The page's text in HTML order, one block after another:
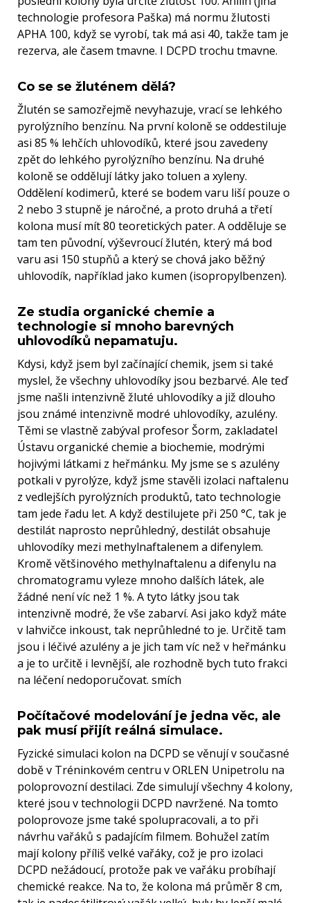
technologie profesora Paška) má normu žlutosti
APHA 100, když se vyrobí, tak má asi 40, takže tam je
rezerva, ale časem tmavne. I DCPD trochu tmavne.
Co se se žluténem dělá?
Žlutén se samozřejmě nevyhazuje, vrací se lehkého
pyrolýzního benzínu. Na první koloně se oddestiluje
asi 85 % lehčích uhlovodíků, které jsou zavedeny
zpět do lehkého pyrolýzního benzínu. Na druhé
koloně se oddělují látky jako toluen a xyleny.
Oddělení kodimerů, které se bodem varu liší pouze o
2 nebo 3 stupně je náročné, a proto druhá a třetí
kolona musí mít 80 teoretických pater. A odděluje se
tam ten původní, výševroucí žlutén, který má bod
varu asi 150 stupňů a který se chová jako běžný
uhlovodík, například jako kumen (isopropylbenzen).
Ze studia organické chemie a
technologie si mnoho barevných
uhlovodíků nepamatuju.
Kdysi, když jsem byl začínající chemik, jsem si také
myslel, že všechny uhlovodíky jsou bezbarvé. Ale teď
jsme našli intenzivně žluté uhlovodíky a již dlouho
jsou známé intenzivně modré uhlovodíky, azulény.
Těmi se vlastně zabýval profesor Šorm, zakladatel
Ústavu organické chemie a biochemie, modrými
hojivými látkami z heřmánku. My jsme se s azulény
potkali v pyrolýze, když jsme stavěli izolaci naftalenu
z vedlejších pyrolýzních produktů, tato technologie
tam jede řadu let. A když destilujete při 250 °C, tak je
destilát naprosto neprůhledný, destilát obsahuje
uhlovodíky mezi methylnaftalenem a difenylem.
Kromě většinového methylnaftalenu a difenylu na
chromatogramu vyleze mnoho dalších látek, ale
žádné není víc než 1 %. A tyto látky jsou tak
intenzivně modré, že vše zabarví. Asi jako když máte
v lahvičce inkoust, tak neprůhledné to je. Určitě tam
jsou i léčivé azulény a je jich tam víc než v heřmánku
a je to určitě i levnější, ale rozhodně bych tuto frakci
na léčení nedoporučovat. smích
Počítačové modelování je jedna věc, ale
pak musí přijít reálná simulace.
Fyzické simulaci kolon na DCPD se věnují v současné
době v Tréninkovém centru v ORLEN Unipetrolu na
poloprovozní destilaci. Zde simulují všechny 4 kolony,
které jsou v technologii DCPD navržené. Na tomto
poloprovoze jsme také spolupracovali, a to při
návrhu vařáků s padajícím filmem. Bohužel zatím
mají kolony příliš velké vařáky, což je pro izolaci
DCPD nežádoucí, protože pak ve vařáku probíhají
chemické reakce. Na to, že kolona má průměr 8 cm,